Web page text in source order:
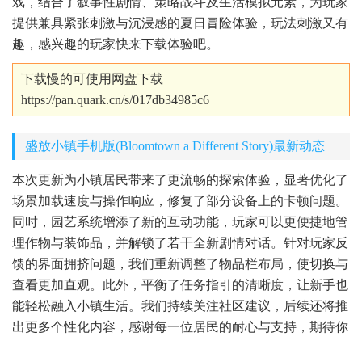
提供兼具紧张刺激与沉浸感的夏日冒险体验，玩法刺激又有
趣，感兴趣的玩家快来下载体验吧。
下载慢的可使用网盘下载
https://pan.quark.cn/s/017db34985c6
盛放小镇手机版(Bloomtown a Different Story)最新动态
本次更新为小镇居民带来了更流畅的探索体验，显著优化了
场景加载速度与操作响应，修复了部分设备上的卡顿问题。
同时，园艺系统增添了新的互动功能，玩家可以更便捷地管
理作物与装饰品，并解锁了若干全新剧情对话。针对玩家反
馈的界面拥挤问题，我们重新调整了物品栏布局，使切换与
查看更加直观。此外，平衡了任务指引的清晰度，让新手也
能轻松融入小镇生活。我们持续关注社区建议，后续还将推
出更多个性化内容，感谢每一位居民的耐心与支持，期待你